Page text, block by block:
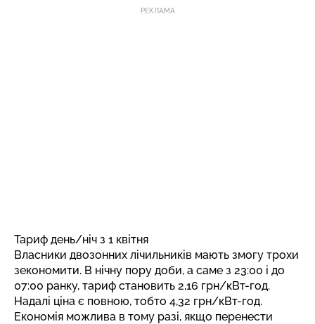
РЕКЛАМА
Тариф день/ніч з 1 квітня
Власники двозонних лічильників мають змогу трохи
зекономити. В нічну пору доби, а саме з 23:00 і до
07:00 ранку, тариф становить 2,16 грн/кВт-год.
Надалі ціна є повною, тобто 4,32 грн/кВт-год.
Економія можлива в тому разі, якщо перенести